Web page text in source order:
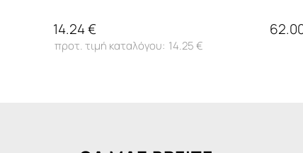
14.24 €
14.25 €